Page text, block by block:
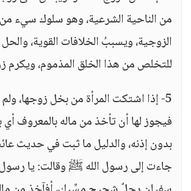
من الناحية الشرعية، وهو سلوك سيء
الزوجية، ويسببُ الخلافات القوية،
للتخلص من هذا الخلق المذموم، ويكرم
5- إذا اشتكت المرأة من بخل زوجها،
فيجوز لها أن تأخذ من ماله بالمعروف
بدون إذنه، والدليل ما ثبت في حديث
جاءت إلى رسول الله ﷺ وقالت: يا رسول